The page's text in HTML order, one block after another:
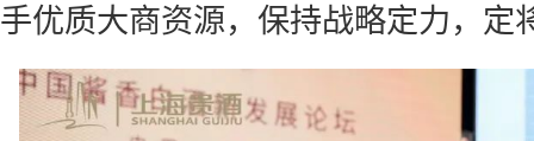
手优质大商资源，保持战略定力，定